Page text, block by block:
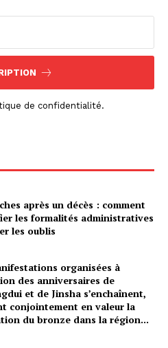
de confidentialité.
après un décès : comment
les formalités administratives
les oublis
organisées à
des anniversaires de
et de Jinsha s’enchaînent,
conjointement en valeur la
du bronze dans la région...